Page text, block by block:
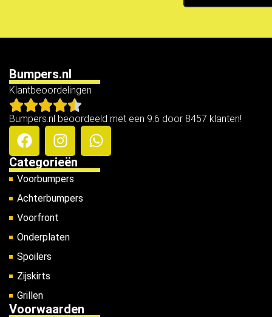
Bumpers.nl
Klantbeoordelingen
Bumpers.nl beoordeeld met een 9.6 door 8457 klanten!
Categorieën
Voorbumpers
Achterbumpers
Voorfront
Onderplaten
Spoilers
Zijskirts
Grillen
Voorwaarden